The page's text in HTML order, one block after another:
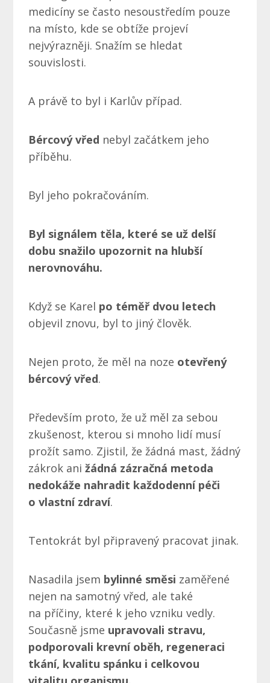
medicíny se často nesoustředím pouze
na místo, kde se obtíže projeví
nejvýrazněji. Snažím se hledat
souvislosti.
A právě to byl i Karlův případ.
Bércový vřed nebyl začátkem jeho
příběhu.
Byl jeho pokračováním.
Byl signálem těla, které se už delší
dobu snažilo upozornit na hlubší
nerovnováhu.
Když se Karel po téměř dvou letech
objevil znovu, byl to jiný člověk.
Nejen proto, že měl na noze otevřený
bércový vřed.
Především proto, že už měl za sebou
zkušenost, kterou si mnoho lidí musí
prožít samo. Zjistil, že žádná mast, žádný
zákrok anižádná zázračná metoda
nedokáže nahradit každodenní péči
o vlastní zdraví.
Tentokrát byl připravený pracovat jinak.
Nasadila jsem bylinné směsi zaměřené
nejen na samotný vřed, ale také
na příčiny, které k jeho vzniku vedly.
Současně jsme upravovali stravu,
podporovali krevní oběh, regeneraci
tkání, kvalitu spánku i celkovou